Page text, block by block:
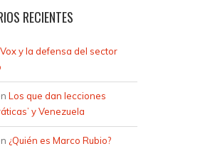
RECIENTES
Vox y la defensa del sector
Los que dan lecciones
y Venezuela
¿Quién es Marco Rubio?